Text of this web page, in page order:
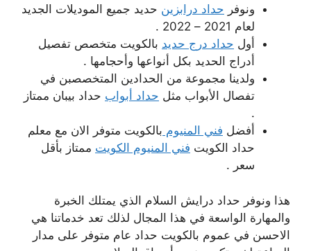
ونوفر حداد درابزين حديد جميع الموديلات الجديد
لعام 2021 – 2022 .
أول حداد درج حديد بالكويت متخصص تفصيل
أدراج الحديد بكل أنواعها وأحجامها .
ولدينا مجموعة من الحدادين المتخصصبن في
تفصال الأبواب مثل حداد أبواب حداد بيبان ممتاز
.
أفضل فني المنيوم بالكويت متوفر الان مع معلم
حداد الكويت فني المنيوم الكويت ممتاز بأقل
سعر .
هذا ونوفر حداد درايش السلام الذي يمتلك الخبرة
والمهارة الواسعة في هذا المجال لذلك تعد خدماتنا هي
الاحسن في عموم بالكويت حداد عام متوفر على مدار